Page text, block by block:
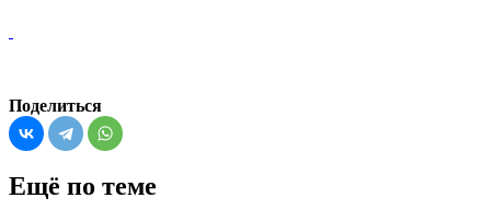
Поделиться
Ещё по теме